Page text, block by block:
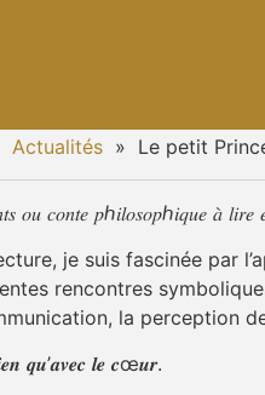
Actualités » Le petit
𝑜𝑢 𝑐𝑜𝑛𝑡𝑒 𝑝ℎ𝑖𝑙𝑜𝑠𝑜𝑝ℎ𝑖𝑞𝑢𝑒 𝑎̀ 𝑙𝑖𝑟𝑒
je suis fascinée par
rencontres
la perception
𝒒𝒖’𝒂𝒗𝒆𝒄 𝒍𝒆 𝒄œ𝒖𝒓.